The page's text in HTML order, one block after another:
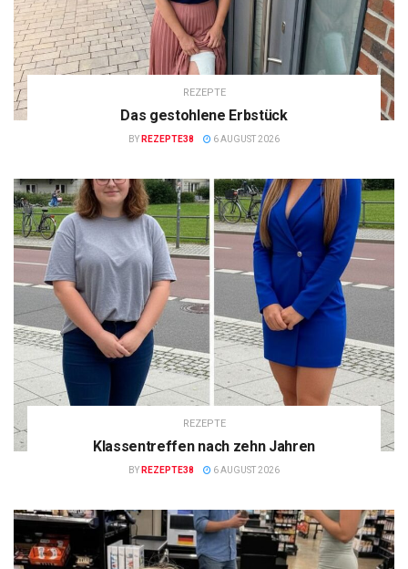
REZEPTE
Das gestohlene Erbstück
BY REZEPTE38 6 AUGUST 2026
REZEPTE
Klassentreffen nach zehn Jahren
BY REZEPTE38 6 AUGUST 2026